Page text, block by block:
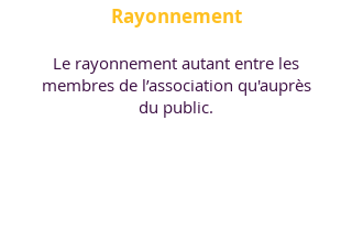
Rayonnement
Le rayonnement autant entre les
membres de l’association qu'auprès
du public.